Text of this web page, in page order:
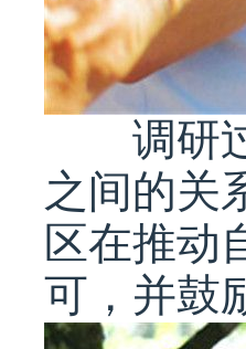
调研过
之间的关
区在推动
可，并鼓